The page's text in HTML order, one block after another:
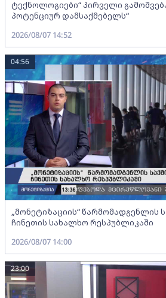
ტექნოლოგიები“ პირველი
პოტენციურ დამსაქმებელს“
2026/08/07 14:52
„მონეტიზაციის“ წარმომადგენლის
ჩინეთის სახალხო რესპუბლიკაში
04:56
2026/08/07 14:00
23:00